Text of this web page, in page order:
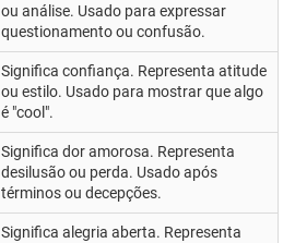
ou análise. Usado para expressar
questionamento ou confusão.
Significa confiança. Representa atitude
ou estilo. Usado para mostrar que algo
é "cool".
Significa dor amorosa. Representa
desilusão ou perda. Usado após
términos ou decepções.
Significa alegria aberta. Representa